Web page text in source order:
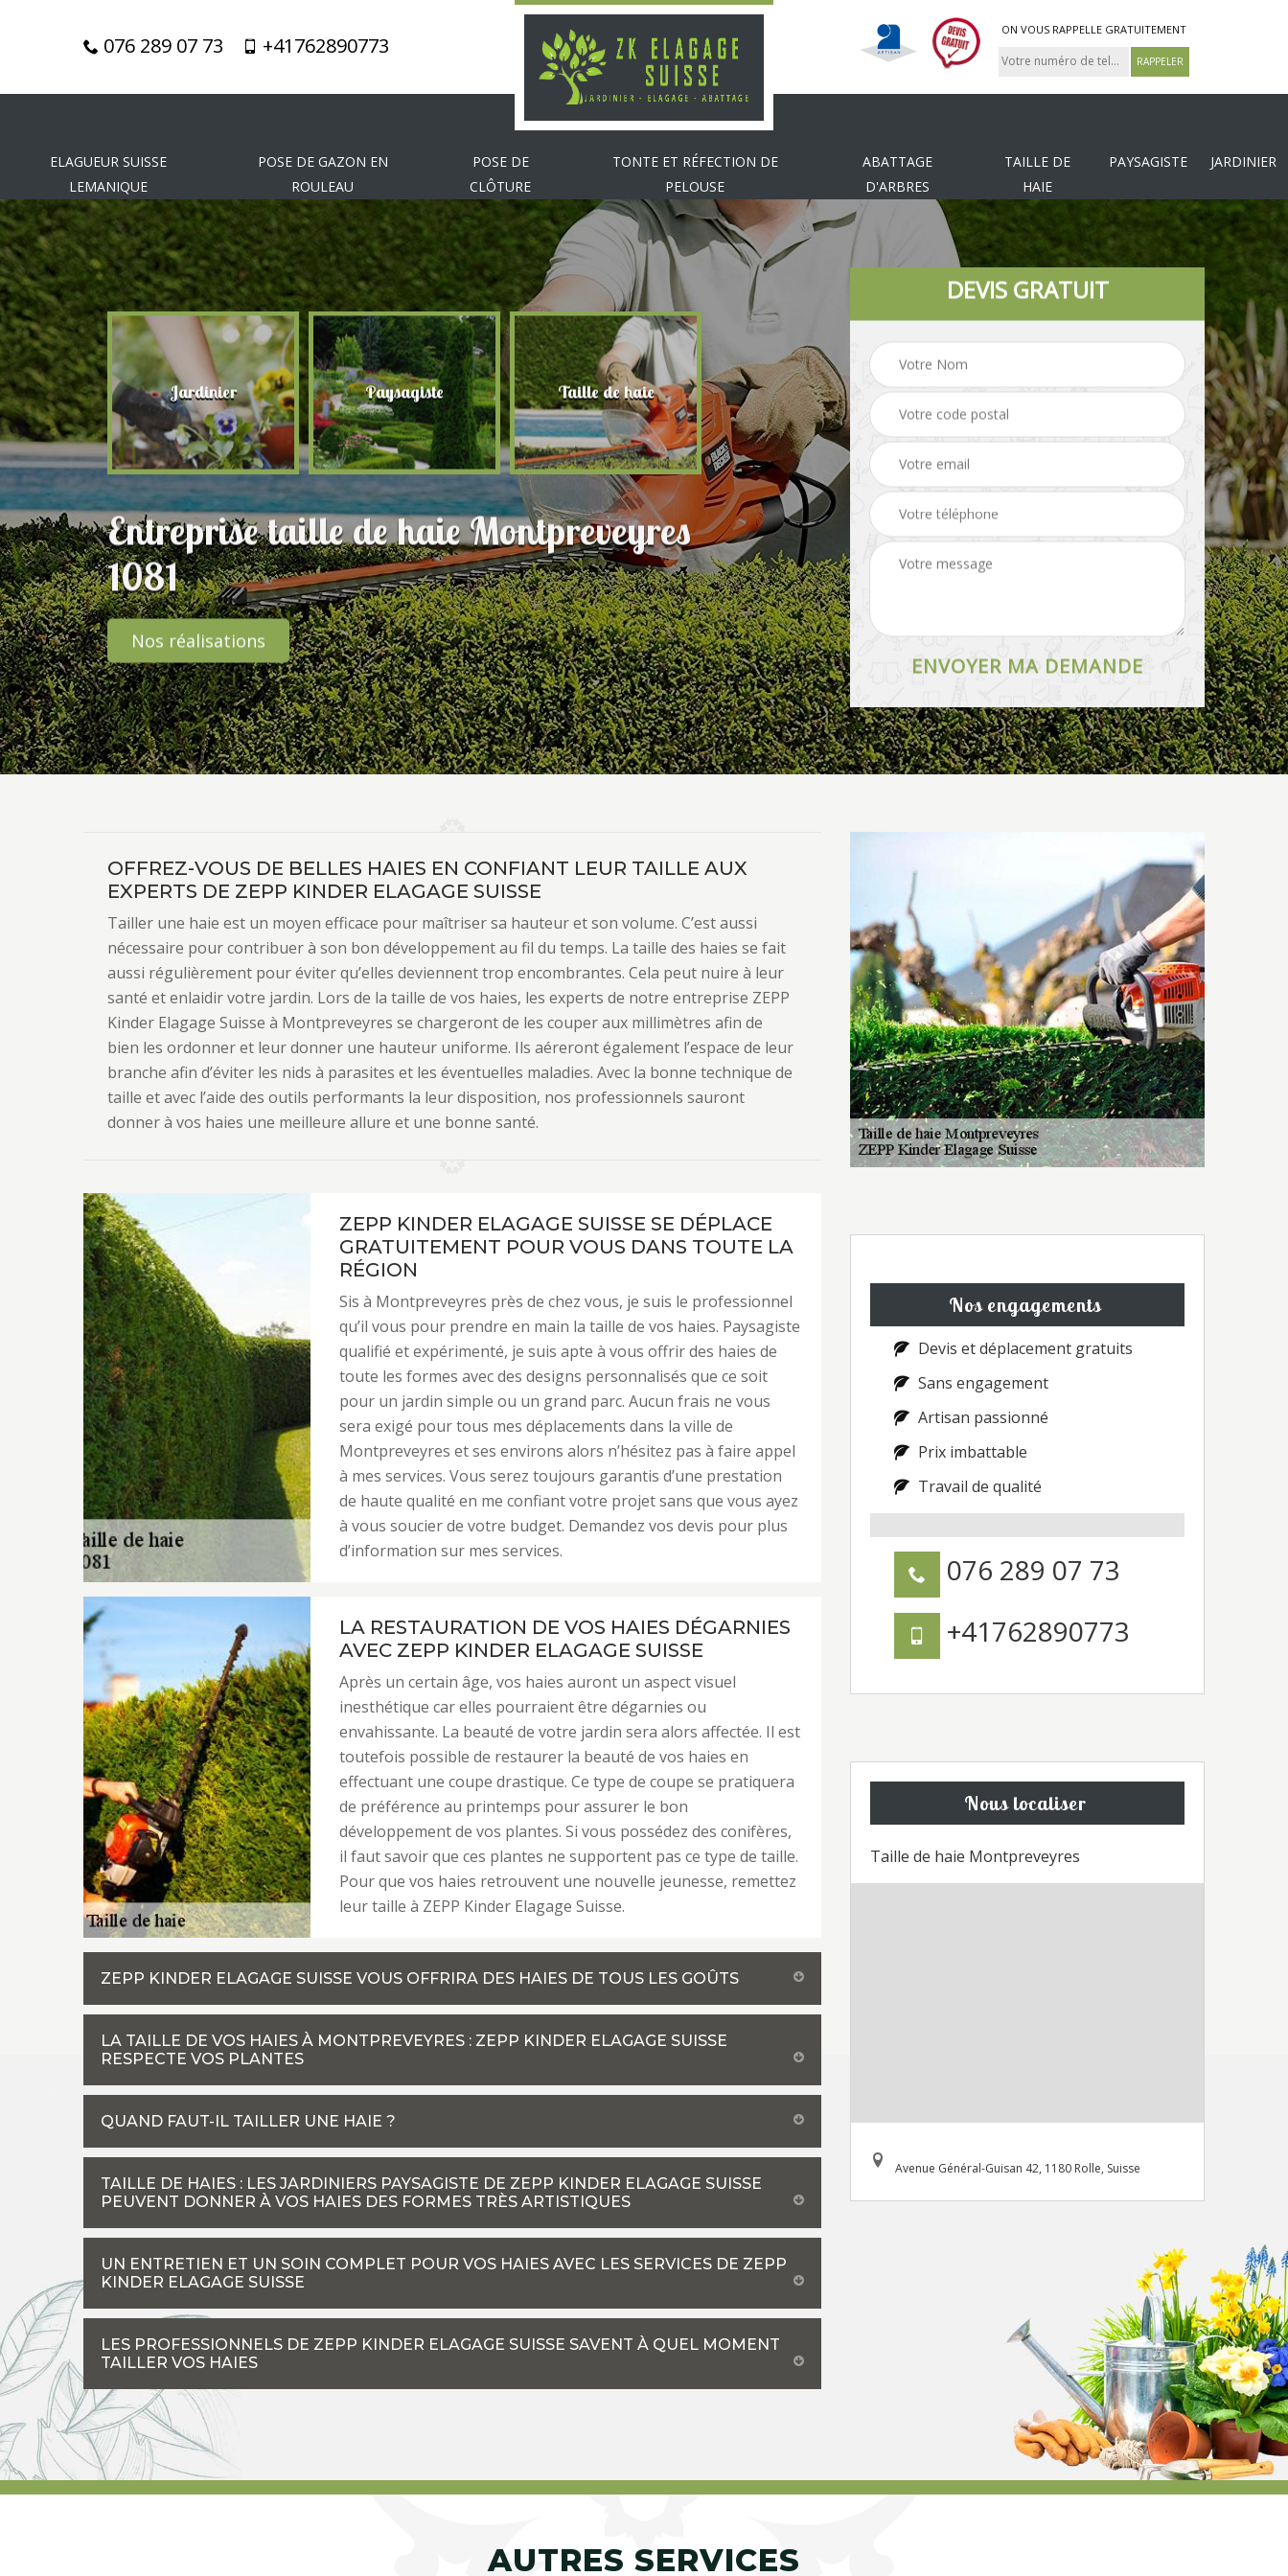
076 289 07 73 +41762890773
ON VOUS RAPPELLE GRATUITEMENT
ELAGUEUR SUISSE
LEMANIQUE
POSE DE GAZON EN
ROULEAU
POSE DE
CLÔTURE
TONTE ET RÉFECTION DE
PELOUSE
ABATTAGE
D'ARBRES
TAILLE DE
HAIE
PAYSAGISTE JARDINIER
Jardinier Paysagiste Taille de haie Abattage d'arbres Tonte et réfection de Pose de clôture
Entreprise taille de haie Montpreveyres
1081
Nos réalisations
DEVIS GRATUIT
OFFREZ-VOUS DE BELLES HAIES EN CONFIANT LEUR TAILLE AUX
EXPERTS DE ZEPP KINDER ELAGAGE SUISSE
Tailler une haie est un moyen efficace pour maîtriser sa hauteur et son volume. C’est aussi
nécessaire pour contribuer à son bon développement au fil du temps. La taille des haies se fait
aussi régulièrement pour éviter qu’elles deviennent trop encombrantes. Cela peut nuire à leur
santé et enlaidir votre jardin. Lors de la taille de vos haies, les experts de notre entreprise ZEPP
Kinder Elagage Suisse à Montpreveyres se chargeront de les couper aux millimètres afin de
bien les ordonner et leur donner une hauteur uniforme. Ils aéreront également l’espace de leur
branche afin d’éviter les nids à parasites et les éventuelles maladies. Avec la bonne technique de
taille et avec l’aide des outils performants la leur disposition, nos professionnels sauront
donner à vos haies une meilleure allure et une bonne santé.
ZEPP KINDER ELAGAGE SUISSE SE DÉPLACE
GRATUITEMENT POUR VOUS DANS TOUTE LA
RÉGION
Sis à Montpreveyres près de chez vous, je suis le professionnel
qu’il vous pour prendre en main la taille de vos haies. Paysagiste
qualifié et expérimenté, je suis apte à vous offrir des haies de
toute les formes avec des designs personnalisés que ce soit
pour un jardin simple ou un grand parc. Aucun frais ne vous
sera exigé pour tous mes déplacements dans la ville de
Montpreveyres et ses environs alors n’hésitez pas à faire appel
à mes services. Vous serez toujours garantis d’une prestation
de haute qualité en me confiant votre projet sans que vous ayez
à vous soucier de votre budget. Demandez vos devis pour plus
d’information sur mes services.
LA RESTAURATION DE VOS HAIES DÉGARNIES
AVEC ZEPP KINDER ELAGAGE SUISSE
Après un certain âge, vos haies auront un aspect visuel
inesthétique car elles pourraient être dégarnies ou
envahissante. La beauté de votre jardin sera alors affectée. Il est
toutefois possible de restaurer la beauté de vos haies en
effectuant une coupe drastique. Ce type de coupe se pratiquera
de préférence au printemps pour assurer le bon
développement de vos plantes. Si vous possédez des conifères,
il faut savoir que ces plantes ne supportent pas ce type de taille.
Pour que vos haies retrouvent une nouvelle jeunesse, remettez
leur taille à ZEPP Kinder Elagage Suisse.
ZEPP KINDER ELAGAGE SUISSE VOUS OFFRIRA DES HAIES DE TOUS LES GOÛTS
LA TAILLE DE VOS HAIES À MONTPREVEYRES : ZEPP KINDER ELAGAGE SUISSE
RESPECTE VOS PLANTES
QUAND FAUT-IL TAILLER UNE HAIE ?
TAILLE DE HAIES : LES JARDINIERS PAYSAGISTE DE ZEPP KINDER ELAGAGE SUISSE
PEUVENT DONNER À VOS HAIES DES FORMES TRÈS ARTISTIQUES
UN ENTRETIEN ET UN SOIN COMPLET POUR VOS HAIES AVEC LES SERVICES DE ZEPP
KINDER ELAGAGE SUISSE
LES PROFESSIONNELS DE ZEPP KINDER ELAGAGE SUISSE SAVENT À QUEL MOMENT
TAILLER VOS HAIES
Nos engagements
Devis et déplacement gratuits
Sans engagement
Artisan passionné
Prix imbattable
Travail de qualité
076 289 07 73
+41762890773
Nous localiser
Taille de haie Montpreveyres
Avenue Général-Guisan 42, 1180 Rolle, Suisse
AUTRES SERVICES